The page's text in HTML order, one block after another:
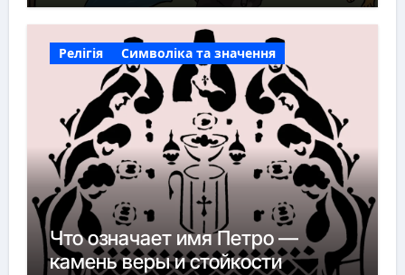
Релігія Символіка та значення
Что означает имя Петро —
камень веры и стойкости